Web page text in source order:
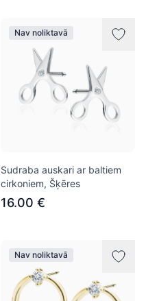
Nav noliktavā
Sudraba auskari ar baltiem
cirkoniem, Šķēres
16.00 €
Nav noliktavā